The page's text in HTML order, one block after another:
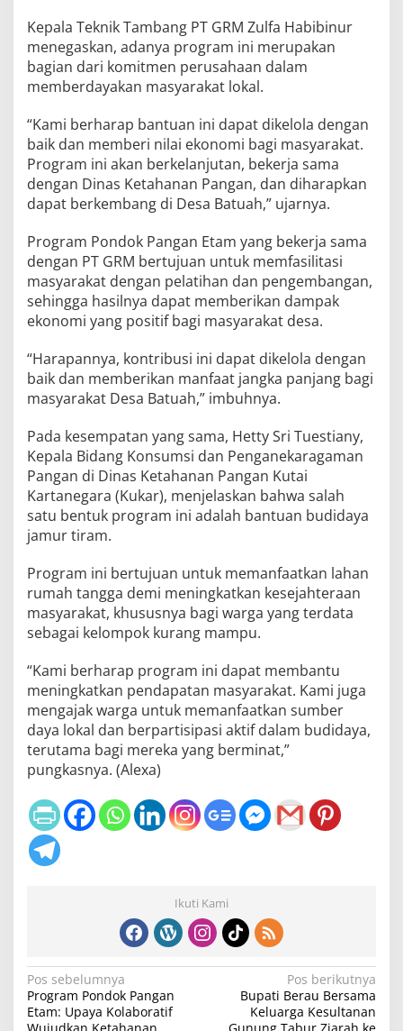
Kepala Teknik Tambang PT GRM Zulfa Habibinur
menegaskan, adanya program ini merupakan
bagian dari komitmen perusahaan dalam
memberdayakan masyarakat lokal.
“Kami berharap bantuan ini dapat dikelola dengan
baik dan memberi nilai ekonomi bagi masyarakat.
Program ini akan berkelanjutan, bekerja sama
dengan Dinas Ketahanan Pangan, dan diharapkan
dapat berkembang di Desa Batuah,” ujarnya.
Program Pondok Pangan Etam yang bekerja sama
dengan PT GRM bertujuan untuk memfasilitasi
masyarakat dengan pelatihan dan pengembangan,
sehingga hasilnya dapat memberikan dampak
ekonomi yang positif bagi masyarakat desa.
“Harapannya, kontribusi ini dapat dikelola dengan
baik dan memberikan manfaat jangka panjang bagi
masyarakat Desa Batuah,” imbuhnya.
Pada kesempatan yang sama, Hetty Sri Tuestiany,
Kepala Bidang Konsumsi dan Penganekaragaman
Pangan di Dinas Ketahanan Pangan Kutai
Kartanegara (Kukar), menjelaskan bahwa salah
satu bentuk program ini adalah bantuan budidaya
jamur tiram.
Program ini bertujuan untuk memanfaatkan lahan
rumah tangga demi meningkatkan kesejahteraan
masyarakat, khususnya bagi warga yang terdata
sebagai kelompok kurang mampu.
“Kami berharap program ini dapat membantu
meningkatkan pendapatan masyarakat. Kami juga
mengajak warga untuk memanfaatkan sumber
daya lokal dan berpartisipasi aktif dalam budidaya,
terutama bagi mereka yang berminat,”
pungkasnya. (Alexa)
Ikuti Kami
N
a
Pos sebelumnya
Program Pondok Pangan
Etam: Upaya Kolaboratif
Pos berikutnya
Bupati Berau Bersama
Keluarga Kesultanan